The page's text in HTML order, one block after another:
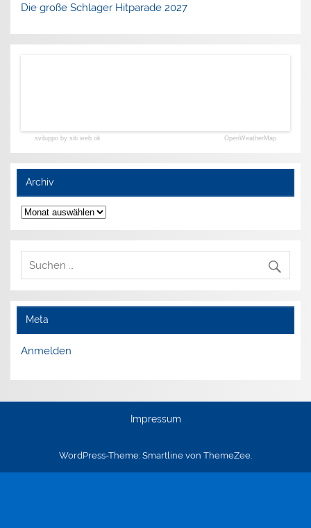
Die große Schlager Hitparade 2027
sviluppo by siti web ok OpenWeatherMap
Archiv
Archiv
Meta
Anmelden
Impressum
WordPress-Theme: Smartline von ThemeZee.